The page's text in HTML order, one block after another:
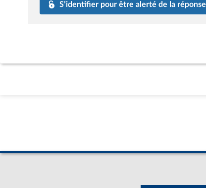
S’identifier pour être alerté de la réponse